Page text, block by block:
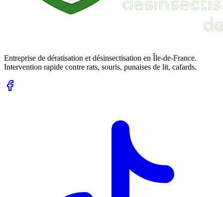
Entreprise de dératisation et désinsectisation en Île-de-France.
Intervention rapide contre rats, souris, punaises de lit, cafards.